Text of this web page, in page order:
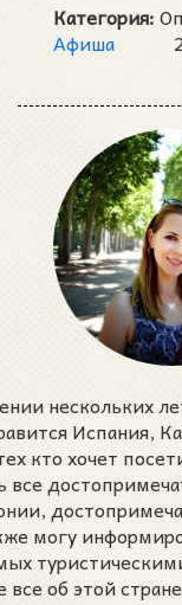
Категория:
Афиша
нескольких
Испания,
кто хочет
могу
об этой